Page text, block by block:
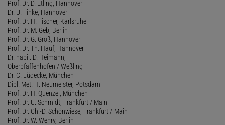
Prof. Dr. D. Etling, Hannover
Dr. U. Finke, Hannover
Prof. Dr. H. Fischer, Karlsruhe
Prof. Dr. M. Geb, Berlin
Prof. Dr. G. Groß, Hannover
Prof. Dr. Th. Hauf, Hannover
Dr. habil. D. Heimann,
Oberpfaffenhofen / Weßling
Dr. C. Lüdecke, München
Dipl. Met. H. Neumeister, Potsdam
Prof. Dr. H. Quenzel, München
Prof. Dr. U. Schmidt, Frankfurt / Main
Prof. Dr. Ch.-D. Schönwiese, Frankfurt / Main
Prof. Dr. W. Wehry, Berlin